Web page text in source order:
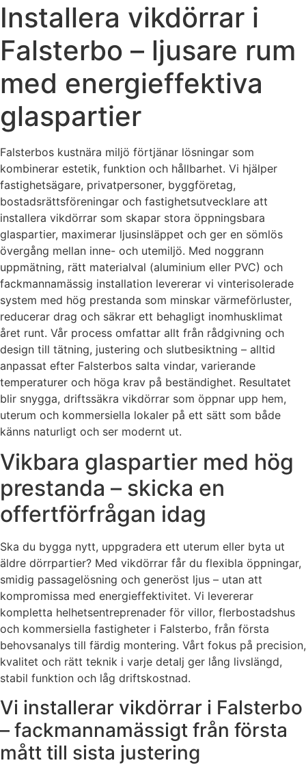
Installera vikdörrar i
Falsterbo – ljusare rum
med energieffektiva
glaspartier
Falsterbos kustnära miljö förtjänar lösningar som
kombinerar estetik, funktion och hållbarhet. Vi hjälper
fastighetsägare, privatpersoner, byggföretag,
bostadsrättsföreningar och fastighetsutvecklare att
installera vikdörrar som skapar stora öppningsbara
glaspartier, maximerar ljusinsläppet och ger en sömlös
övergång mellan inne- och utemiljö. Med noggrann
uppmätning, rätt materialval (aluminium eller PVC) och
fackmannamässig installation levererar vi vinterisolerade
system med hög prestanda som minskar värmeförluster,
reducerar drag och säkrar ett behagligt inomhusklimat
året runt. Vår process omfattar allt från rådgivning och
design till tätning, justering och slutbesiktning – alltid
anpassat efter Falsterbos salta vindar, varierande
temperaturer och höga krav på beständighet. Resultatet
blir snygga, driftssäkra vikdörrar som öppnar upp hem,
uterum och kommersiella lokaler på ett sätt som både
känns naturligt och ser modernt ut.
Vikbara glaspartier med hög
prestanda – skicka en
offertförfrågan idag
Ska du bygga nytt, uppgradera ett uterum eller byta ut
äldre dörrpartier? Med vikdörrar får du flexibla öppningar,
smidig passagelösning och generöst ljus – utan att
kompromissa med energieffektivitet. Vi levererar
kompletta helhetsentreprenader för villor, flerbostadshus
och kommersiella fastigheter i Falsterbo, från första
behovsanalys till färdig montering. Vårt fokus på precision,
kvalitet och rätt teknik i varje detalj ger lång livslängd,
stabil funktion och låg driftskostnad.
Vi installerar vikdörrar i Falsterbo
– fackmannamässigt från första
mått till sista justering